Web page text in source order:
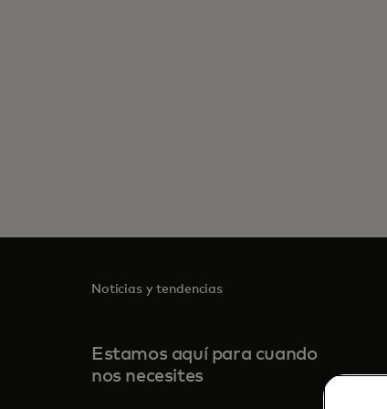
Noticias y tendencias
Estamos aquí para cuando
nos necesites